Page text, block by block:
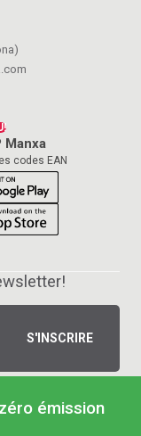
Manxa
codes EAN
zéro émission